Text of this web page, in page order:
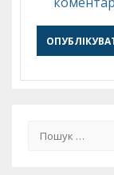
Пошук: